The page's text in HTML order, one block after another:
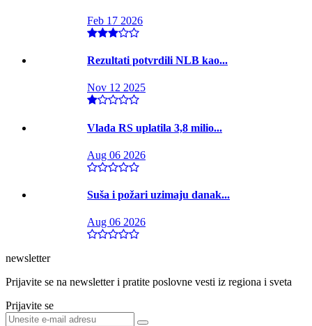
Feb 17 2026
Rezultati potvrdili NLB kao...
Nov 12 2025
Vlada RS uplatila 3,8 milio...
Aug 06 2026
Suša i požari uzimaju danak...
Aug 06 2026
newsletter
Prijavite se na newsletter i pratite poslovne vesti iz regiona i sveta
Prijavite se